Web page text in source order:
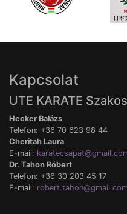
Kapcsolat
UTE KARATE
Hecker Balázs
Telefon: +36 70 623 98 44
Cheritah Laura
E-mail:
Dr. Tahon Róbert
Telefon: +36 30 203 45 17
E-mail: robert.tahon@gmail.com